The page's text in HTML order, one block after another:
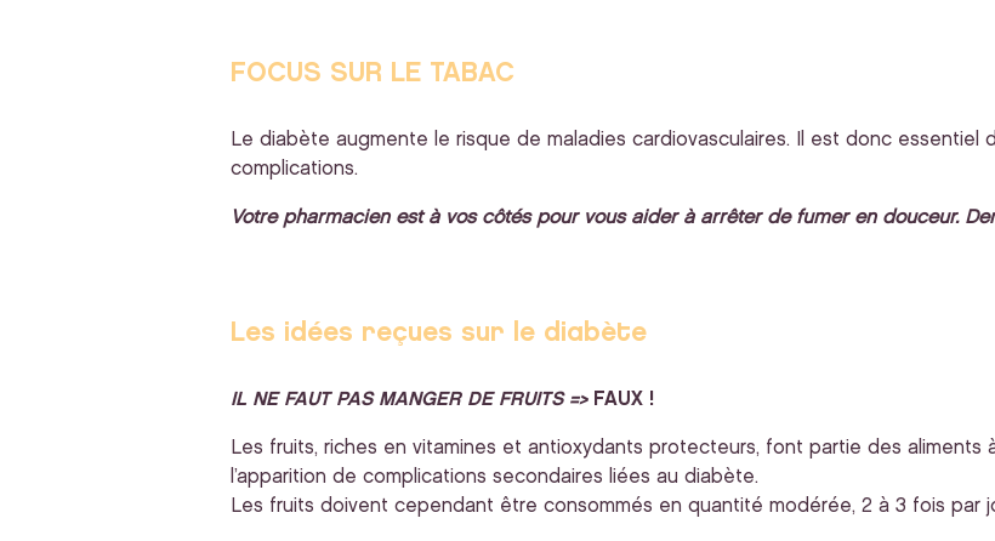
FOCUS SUR LE TABAC
Le diabète augmente le risque de maladies cardiovasculaires. Il est donc essentiel
complications.
Votre pharmacien est à vos côtés pour vous aider à arrêter de fumer en douceur.
Les idées reçues sur le diabète
IL NE FAUT PAS MANGER DE FRUITS => FAUX !
Les fruits, riches en vitamines et antioxydants protecteurs, font partie des aliments
l’apparition de complications secondaires liées au diabète.
Les fruits doivent cependant être consommés en quantité modérée, 2 à 3 fois par